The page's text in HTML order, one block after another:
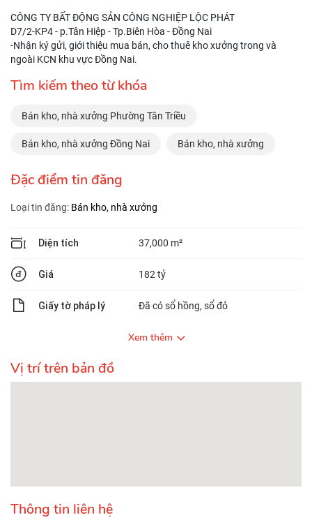
CÔNG TY BẤT ĐỘNG SẢN CÔNG NGHIỆP LỘC PHÁT
D7/2-KP4 - p.Tân Hiệp - Tp.Biên Hòa - Đồng Nai
-Nhận ký gửi, giới thiệu mua bán, cho thuê kho xưởng trong và
ngoài KCN khu vực Đồng Nai.
Tìm kiếm theo từ khóa
Bán kho, nhà xưởng Phường Tân Triều
Bán kho, nhà xưởng Đồng Nai Bán kho, nhà xưởng
Đặc điểm tin đăng
Loại tin đăng: Bán kho, nhà xưởng
Diện tích 37,000 m²
Giá 182 tỷ
Giấy tờ pháp lý Đã có sổ hồng, sổ đỏ
Xem thêm
Vị trí trên bản đồ
Thông tin liên hệ